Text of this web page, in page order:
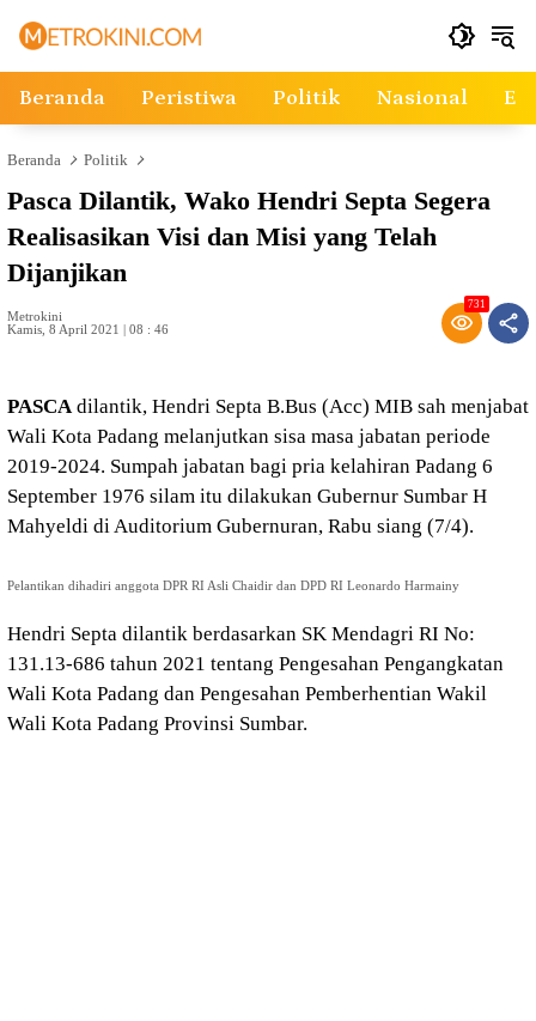
Beranda Peristiwa Politik Nasional
Beranda Politik
Pasca Dilantik, Wako Hendri Septa Segera
Realisasikan Visi dan Misi yang Telah
Dijanjikan
Metrokini
Kamis, 8 April 2021 | 08 : 46
731
PASCAdilantik, Hendri Septa B.Bus (Acc) MIB sah menjabat
Wali Kota Padang melanjutkan sisa masa jabatan periode
2019-2024. Sumpah jabatan bagi pria kelahiran Padang 6
September 1976 silam itu dilakukan Gubernur Sumbar H
Mahyeldi di Auditorium Gubernuran, Rabu siang (7/4).
Pelantikan dihadiri anggota DPR RI Asli Chaidir dan DPD RI Leonardo Harmainy
Hendri Septa dilantik berdasarkan SK Mendagri RI No:
131.13-686 tahun 2021 tentang Pengesahan Pengangkatan
Wali Kota Padang dan Pengesahan Pemberhentian Wakil
Wali Kota Padang Provinsi Sumbar.